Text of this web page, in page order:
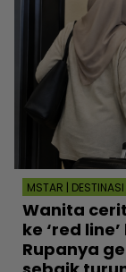
MSTAR | DESTINASI
Wanita
ke ‘red
Rupanya